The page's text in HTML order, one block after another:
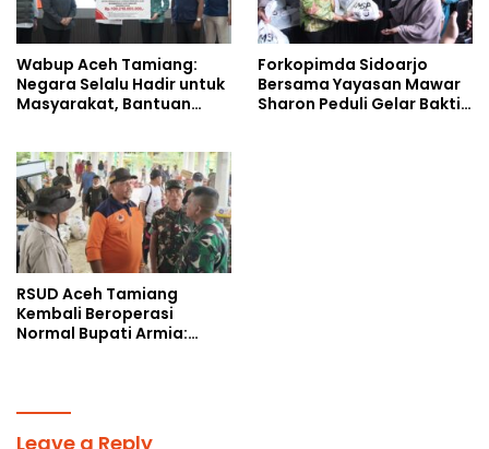
Wabup Aceh Tamiang:
Negara Selalu Hadir untuk
Masyarakat, Bantuan
Forkopimda Sidoarjo
Bersama Yayasan Mawar
Sharon Peduli Gelar Bakti
RSUD Aceh Tamiang
Kembali Beroperasi
Normal Bupati Armia:
Leave a Reply